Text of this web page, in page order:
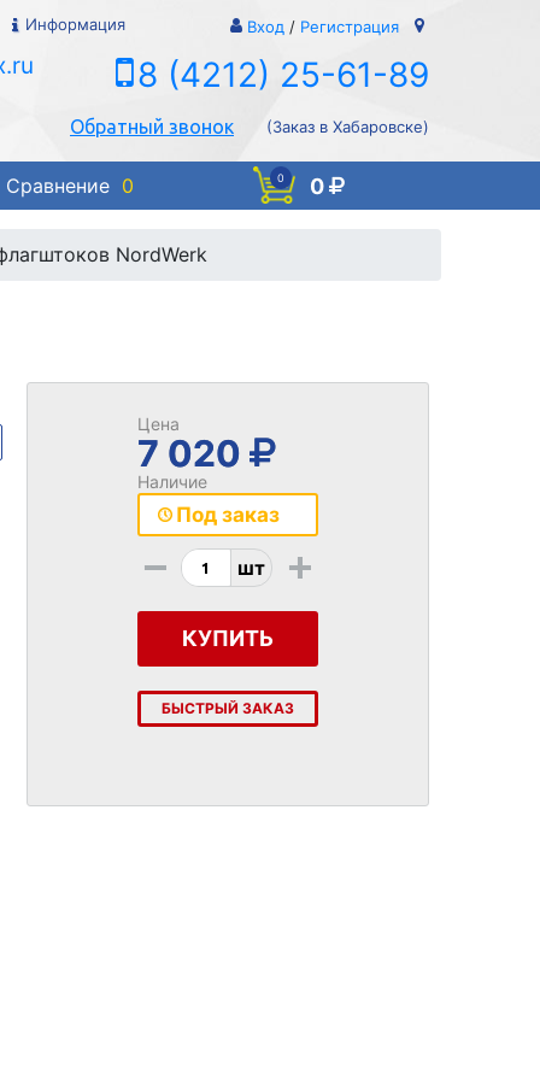
Информация Вход / Регистрация
8 (4212) 25-61-89
Обратный звонок (Заказ в Хабаровске)
Сравнение 0 0 0
NordWerk
Цена
7 020
Наличие
Под заказ
- шт +
КУПИТЬ
БЫСТРЫЙ ЗАКАЗ